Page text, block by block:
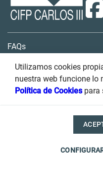
Utilizamos cookies
nuestra web funcione lo
Política de Cookiespara
FAQs
Contacto
Buzón de sugerencias
Transparencia